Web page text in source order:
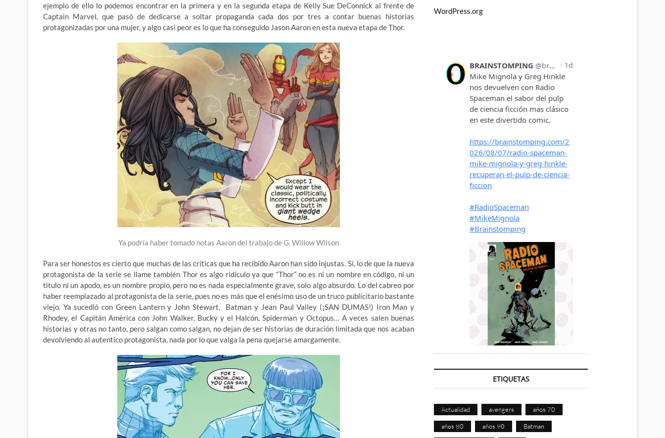
ejemplo de ello lo podemos encontrar en la primera y en la segunda etapa de Kelly Sue DeConnick al frente de
Captain Marvel, que pasó de dedicarse a soltar propaganda cada dos por tres a contar buenas historias
protagonizadas por una mujer, y algo casi peor es lo que ha conseguido Jason Aaron en esta nueva etapa de Thor.
Ya podría haber tomado notas Aaron del trabajo de G. Willow Wilson
Para ser honestos es cierto que muchas de las críticas que ha recibido Aaron han sido injustas. Si, lo de que la nueva
protagonista de la serie se llame también Thor es algo ridículo ya que “Thor” no es ni un nombre en código, ni un
titulo ni un apodo, es un nombre propio, pero no es nada especialmente grave, solo algo absurdo. Lo del cabreo por
haber reemplazado al protagonista de la serie, pues no es más que el enésimo uso de un truco publicitario bastante
viejo. Ya sucedió con Green Lantern y John Stewart, Batman y Jean Paul Valley (¡SAN DUMAS!) Iron Man y
Rhodey, el Capitán América con John Walker, Bucky y el Halcón, Spiderman y Octopus… A veces salen buenas
historias y otras no tanto, pero salgan como salgan, no dejan de ser historias de duración limitada que nos acaban
devolviendo al autentico protagonista, nada por lo que valga la pena quejarse amargamente.
WordPress.org
ETIQUETAS
Actualidad avengers años 70
años 80 años 90 Batman